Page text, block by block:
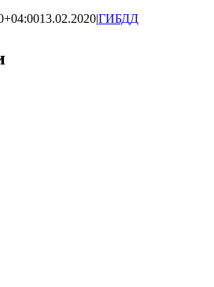
13.02.2020|ГИБДД